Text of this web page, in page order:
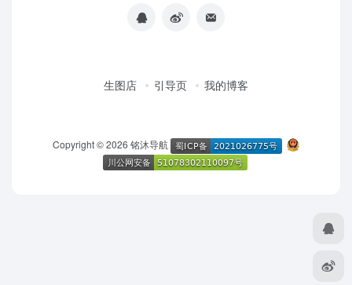
生图店 引导页 我的博客
Copyright © 2026 铭沐导航